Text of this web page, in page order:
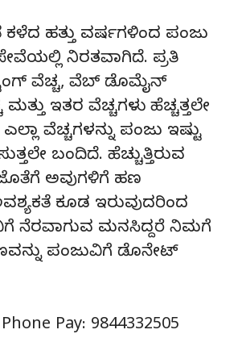
ಹತ್ತು ವರ್ಷಗಳಿಂದ ಪಂಜು
ನಿರತವಾಗಿದೆ. ಪ್ರತಿ
ವೆಚ್ಚ, ವೆಬ್‌ ಡೊಮೈನ್‌
ಇತರ ವೆಚ್ಚಗಳು ಹೆಚ್ಚತ್ತಲೇ
ವೆಚ್ಚಗಳನ್ನು ಪಂಜು ಇಷ್ಟು
ಬಂದಿದೆ. ಹೆಚ್ಚುತ್ತಿರುವ
ಜೊತೆಗೆ ಅವುಗಳಿಗೆ ಹಣ
ಕೂಡ ಇರುವುದರಿಂದ
ನೆರವಾಗುವ ಮನಸಿದ್ದರೆ ನಿಮಗೆ
ಪಂಜುವಿಗೆ ಡೊನೇಟ್‌
Pay: 9844332505